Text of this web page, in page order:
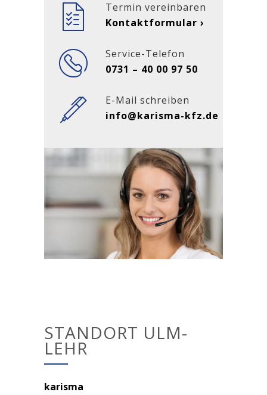
Termin vereinbaren
Kontaktformular ›
Service-Telefon
0731 – 40 00 97 50
E-Mail schreiben
info@karisma-kfz.de
STANDORT ULM-
LEHR
karisma